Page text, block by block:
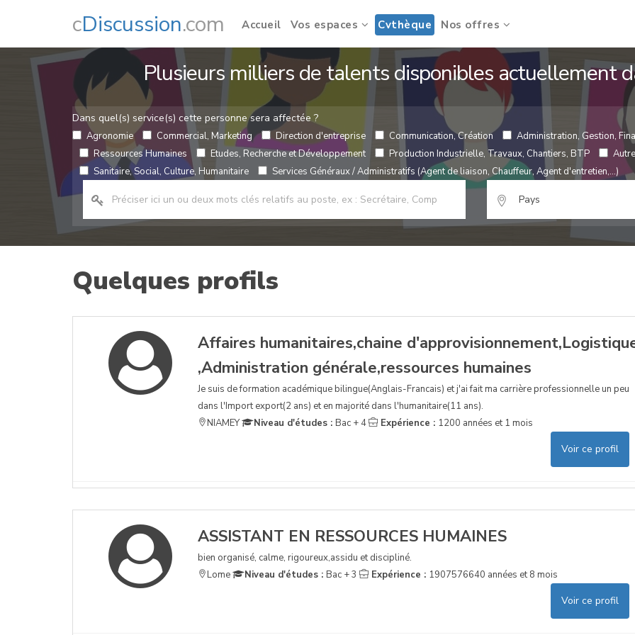
cDiscussion.com Accueil Vos espaces Cvthèque Nos offres
Plusieurs milliers de talents disponibles actuellement
Dans quel(s) service(s) cette personne sera affectée ?
Agronomie Commercial, Marketing Direction d'entreprise Communication, Création
Administration, Gestion,
Ressources Humaines
Etudes, Recherche et Développement Production Industrielle, Travaux, Chantiers, BTP
Sanitaire, Social, Culture, Humanitaire
Services Généraux / Administratifs (Agent de liaison, Chauffeur, Agent d'entretien,...)
Quelques profils
Affaires humanitaires,chaine
,Administration générale,ressources humaines
Je suis de formation académique bilingue(Anglais-Francais) et j'ai fait ma carrière professionnelle un peu
dans l'Import export(2 ans) et en majorité dans l'humanitaire(11 ans).
NIAMEY
Niveau d'études : Bac + 4 Expérience : 1200 années et 1 mois
Voir ce profil
ASSISTANT EN RESSOURCES HUMAINES
bien organisé, calme, rigoureux,assidu et discipliné.
Lome
Niveau d'études : Bac + 3 Expérience : 1907576640 années et 8 mois
Voir ce profil